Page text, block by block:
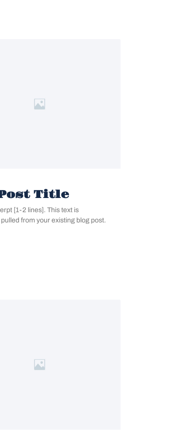
Title
[1-2 lines]. This text is
from your existing blog post.